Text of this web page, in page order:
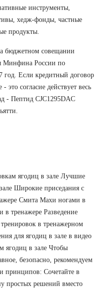
инструменты,
хедж-фонды, частные
продукты.
бюджетном совещании
Минфина России по
год. Если кредитный договор
это согласие действует весь
- Пептид CJC1295DAC
ягодиц в зале Лучшие
Широкие приседания с
Смита Махи ногами в
тренажере Разведение
в тренажерном
для ягодиц в зале в видео
ягодиц в зале Чтобы
безопасно, рекомендуем
принципов: Сочетайте в
простых решений вместо